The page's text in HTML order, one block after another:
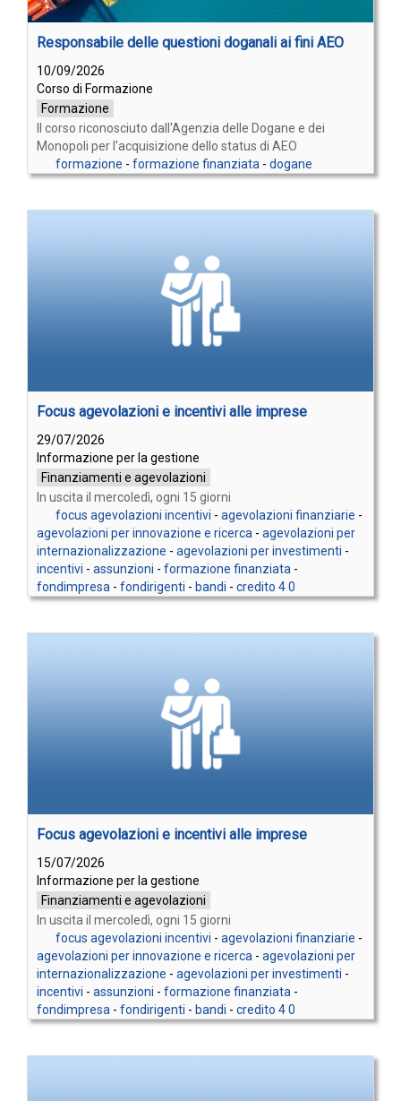
Responsabile delle questioni doganali ai fini AEO
10/09/2026
Corso di Formazione
Formazione
Il corso riconosciuto dall'Agenzia delle Dogane e dei
Monopoli per l'acquisizione dello status di AEO
formazione - formazione finanziata - dogane
Focus agevolazioni e incentivi alle imprese
29/07/2026
Informazione per la gestione
Finanziamenti e agevolazioni
In uscita il mercoledì, ogni 15 giorni
focus agevolazioni incentivi - agevolazioni finanziarie -
agevolazioni per innovazione e ricerca - agevolazioni per
internazionalizzazione - agevolazioni per investimenti -
incentivi - assunzioni - formazione finanziata -
fondimpresa - fondirigenti - bandi - credito 4 0
Focus agevolazioni e incentivi alle imprese
15/07/2026
Informazione per la gestione
Finanziamenti e agevolazioni
In uscita il mercoledì, ogni 15 giorni
focus agevolazioni incentivi - agevolazioni finanziarie -
agevolazioni per innovazione e ricerca - agevolazioni per
internazionalizzazione - agevolazioni per investimenti -
incentivi - assunzioni - formazione finanziata -
fondimpresa - fondirigenti - bandi - credito 4 0